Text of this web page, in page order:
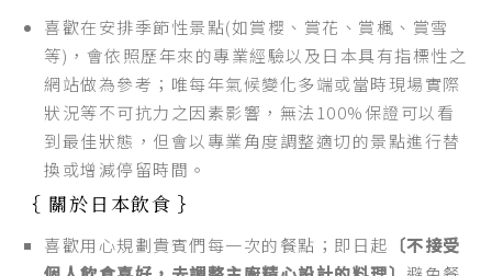
喜歡在安排季節性景點(如賞櫻、賞花、賞楓、賞雪
等)，會依照歷年來的專業經驗以及日本具有指標性之
網站做為參考；唯每年氣候變化多端或當時現場實際
狀況等不可抗力之因素影響，無法100%保證可以看
到最佳狀態，但會以專業角度調整適切的景點進行替
換或增減停留時間。
｛ 關於日本飲食 ｝
喜歡用心規劃貴賓們每一次的餐點；即日起 〔不接受